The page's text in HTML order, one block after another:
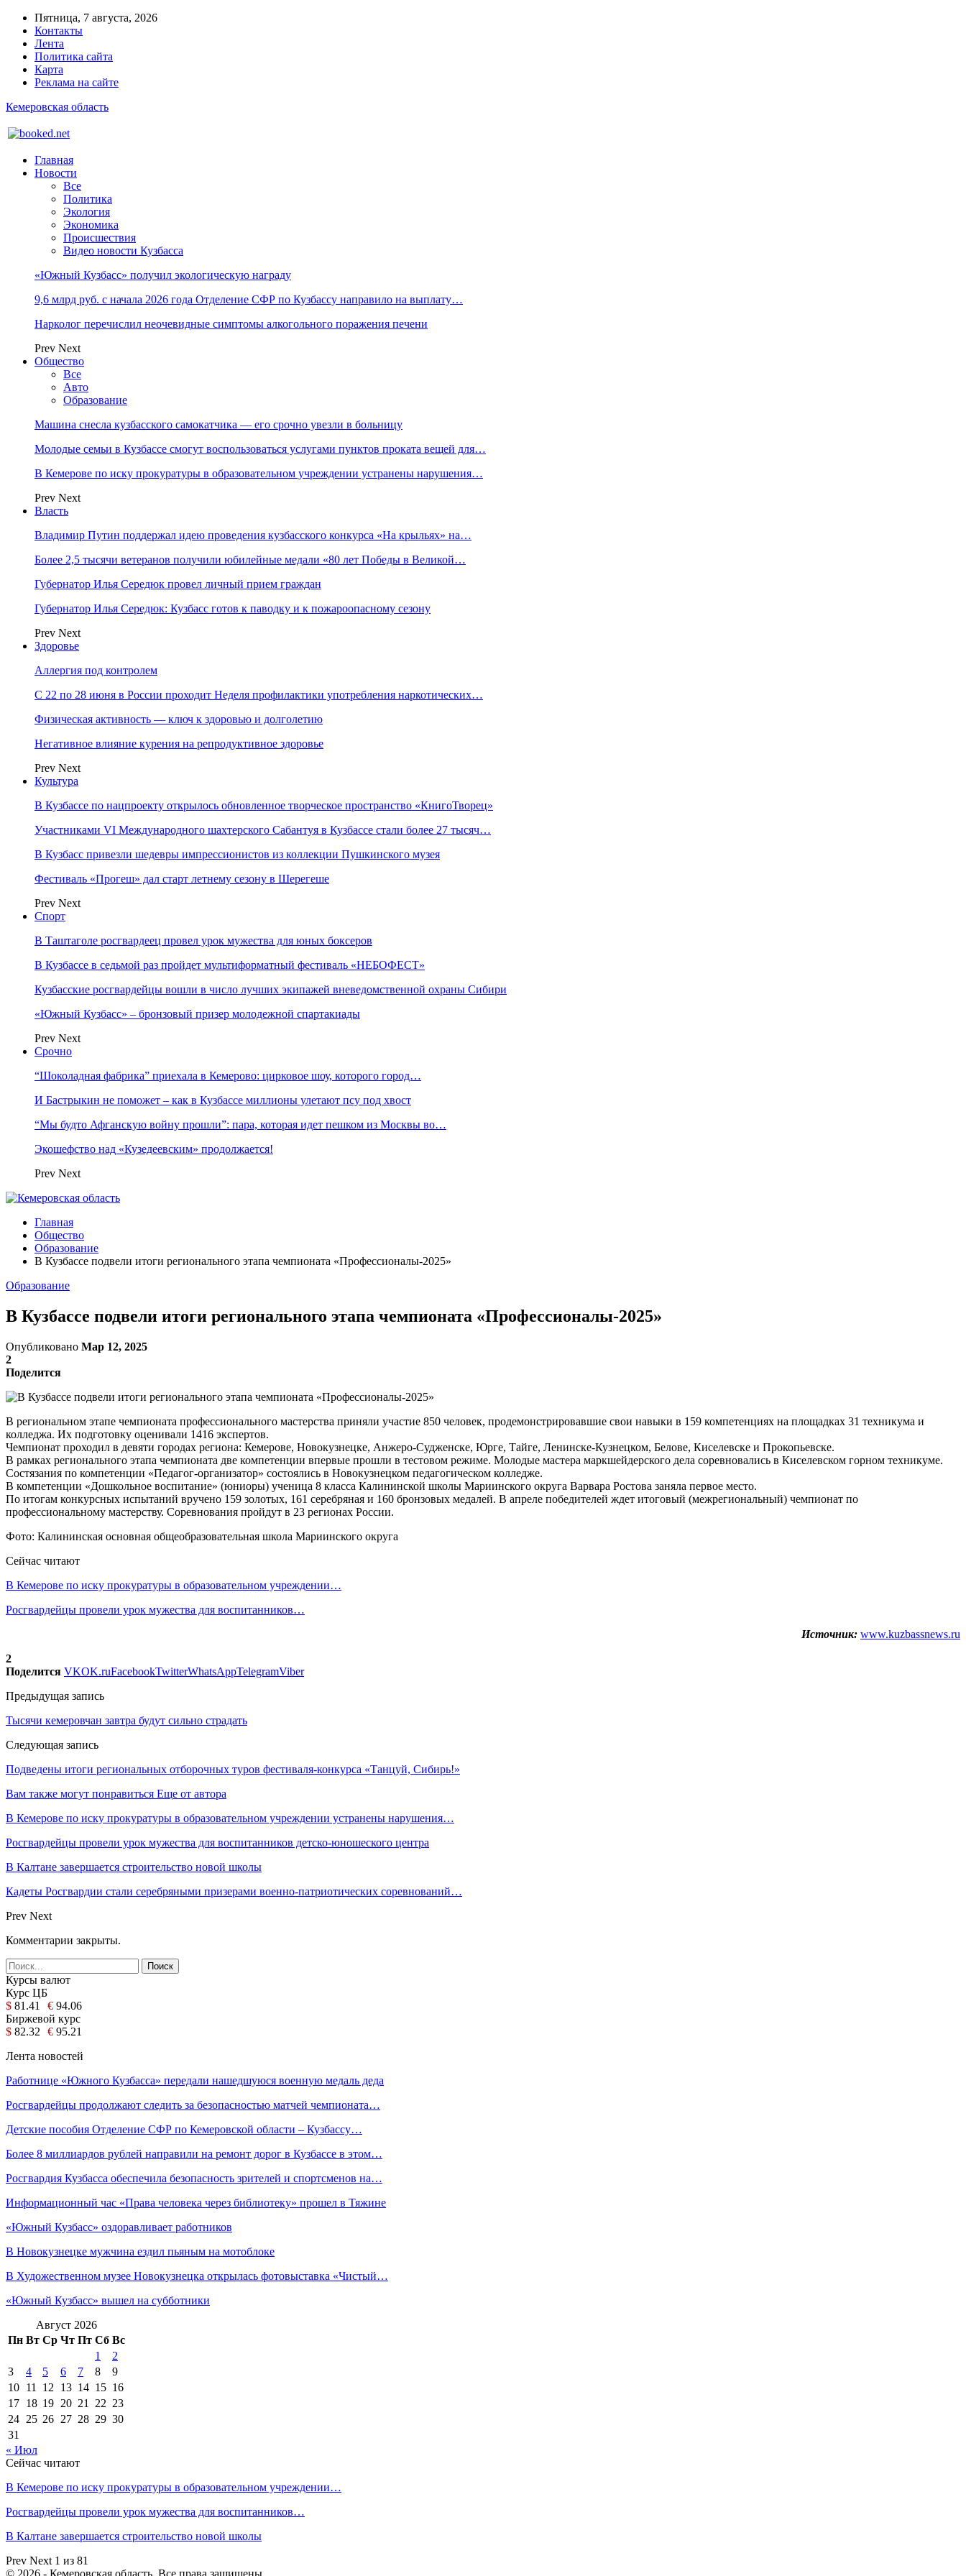
Пятница, 7 августа, 2026
Контакты
Лента
Политика сайта
Карта
Реклама на сайте
Кемеровская область
Главная
Новости
Все
Политика
Экология
Экономика
Происшествия
Видео новости Кузбасса
«Южный Кузбасс» получил экологическую награду
9,6 млрд руб. с начала 2026 года Отделение СФР по Кузбассу направило на выплату…
Нарколог перечислил неочевидные симптомы алкогольного поражения печени
Prev Next
Общество
Все
Авто
Образование
Машина снесла кузбасского самокатчика — его срочно увезли в больницу
Молодые семьи в Кузбассе смогут воспользоваться услугами пунктов проката вещей для…
В Кемерове по иску прокуратуры в образовательном учреждении устранены нарушения…
Prev Next
Власть
Владимир Путин поддержал идею проведения кузбасского конкурса «На крыльях» на…
Более 2,5 тысячи ветеранов получили юбилейные медали «80 лет Победы в Великой…
Губернатор Илья Середюк провел личный прием граждан
Губернатор Илья Середюк: Кузбасс готов к паводку и к пожароопасному сезону
Prev Next
Здоровье
Аллергия под контролем
С 22 по 28 июня в России проходит Неделя профилактики употребления наркотических…
Физическая активность — ключ к здоровью и долголетию
Негативное влияние курения на репродуктивное здоровье
Prev Next
Культура
В Кузбассе по нацпроекту открылось обновленное творческое пространство «КнигоТворец»
Участниками VI Международного шахтерского Сабантуя в Кузбассе стали более 27 тысяч…
В Кузбасс привезли шедевры импрессионистов из коллекции Пушкинского музея
Фестиваль «Прогеш» дал старт летнему сезону в Шерегеше
Prev Next
Спорт
В Таштаголе росгвардеец провел урок мужества для юных боксеров
В Кузбассе в седьмой раз пройдет мультиформатный фестиваль «НЕБОФЕСТ»
Кузбасские росгвардейцы вошли в число лучших экипажей вневедомственной охраны Сибири
«Южный Кузбасс» – бронзовый призер молодежной спартакиады
Prev Next
Срочно
“Шоколадная фабрика” приехала в Кемерово: цирковое шоу, которого город…
И Бастрыкин не поможет – как в Кузбассе миллионы улетают псу под хвост
“Мы будто Афганскую войну прошли”: пара, которая идет пешком из Москвы во…
Экошефство над «Кузедеевским» продолжается!
Prev Next
Главная
Общество
Образование
В Кузбассе подвели итоги регионального этапа чемпионата «Профессионалы-2025»
Образование
В Кузбассе подвели итоги регионального этапа чемпионата «Профессионалы-2025»
Опубликовано Мар 12, 2025
2
Поделится
В региональном этапе чемпионата профессионального мастерства приняли участие 850 человек, продемонстрировавшие свои навыки в 159 компетенциях на площадках 31 техникума и
колледжа. Их подготовку оценивали 1416 экспертов.
Чемпионат проходил в девяти городах региона: Кемерове, Новокузнецке, Анжеро-Судженске, Юрге, Тайге, Ленинске-Кузнецком, Белове, Киселевске и Прокопьевске.
В рамках регионального этапа чемпионата две компетенции впервые прошли в тестовом режиме. Молодые мастера маркшейдерского дела соревновались в Киселевском горном техникуме.
Состязания по компетенции «Педагог-организатор» состоялись в Новокузнецком педагогическом колледже.
В компетенции «Дошкольное воспитание» (юниоры) ученица 8 класса Калининской школы Мариинского округа Варвара Ростова заняла первое место.
По итогам конкурсных испытаний вручено 159 золотых, 161 серебряная и 160 бронзовых медалей. В апреле победителей ждет итоговый (межрегиональный) чемпионат по
профессиональному мастерству. Соревнования пройдут в 23 регионах России.
Фото: Калининская основная общеобразовательная школа Мариинского округа
Сейчас читают
В Кемерове по иску прокуратуры в образовательном учреждении…
Росгвардейцы провели урок мужества для воспитанников…
Источник: www.kuzbassnews.ru
2
Поделится VKOK.ruFacebookTwitterWhatsAppTelegramViber
Предыдущая запись
Тысячи кемеровчан завтра будут сильно страдать
Следующая запись
Подведены итоги региональных отборочных туров фестиваля-конкурса «Танцуй, Сибирь!»
Вам также могут понравиться Еще от автора
В Кемерове по иску прокуратуры в образовательном учреждении устранены нарушения…
Росгвардейцы провели урок мужества для воспитанников детско-юношеского центра
В Калтане завершается строительство новой школы
Кадеты Росгвардии стали серебряными призерами военно-патриотических соревнований…
Prev Next
Комментарии закрыты.
Курсы валют
Курс ЦБ
$ 81.41 € 94.06
Биржевой курс
$ 82.32 € 95.21
Лента новостей
Работнице «Южного Кузбасса» передали нашедшуюся военную медаль деда
Росгвардейцы продолжают следить за безопасностью матчей чемпионата…
Детские пособия Отделение СФР по Кемеровской области – Кузбассу…
Более 8 миллиардов рублей направили на ремонт дорог в Кузбассе в этом…
Росгвардия Кузбасса обеспечила безопасность зрителей и спортсменов на…
Информационный час «Права человека через библиотеку» прошел в Тяжине
«Южный Кузбасс» оздоравливает работников
В Новокузнецке мужчина ездил пьяным на мотоблоке
В Художественном музее Новокузнецка открылась фотовыставка «Чистый…
«Южный Кузбасс» вышел на субботники
Август 2026
Пн Вт Ср Чт Пт Сб Вс
1
2
3
4 5 6 7 8
9
10 11 12 13 14 15 16
17 18 19 20 21 22 23
24 25 26 27 28 29 30
31
« Июл
Сейчас читают
В Кемерове по иску прокуратуры в образовательном учреждении…
Росгвардейцы провели урок мужества для воспитанников…
В Калтане завершается строительство новой школы
Prev Next 1 из 81
© 2026 - Кемеровская область. Все права защищены.